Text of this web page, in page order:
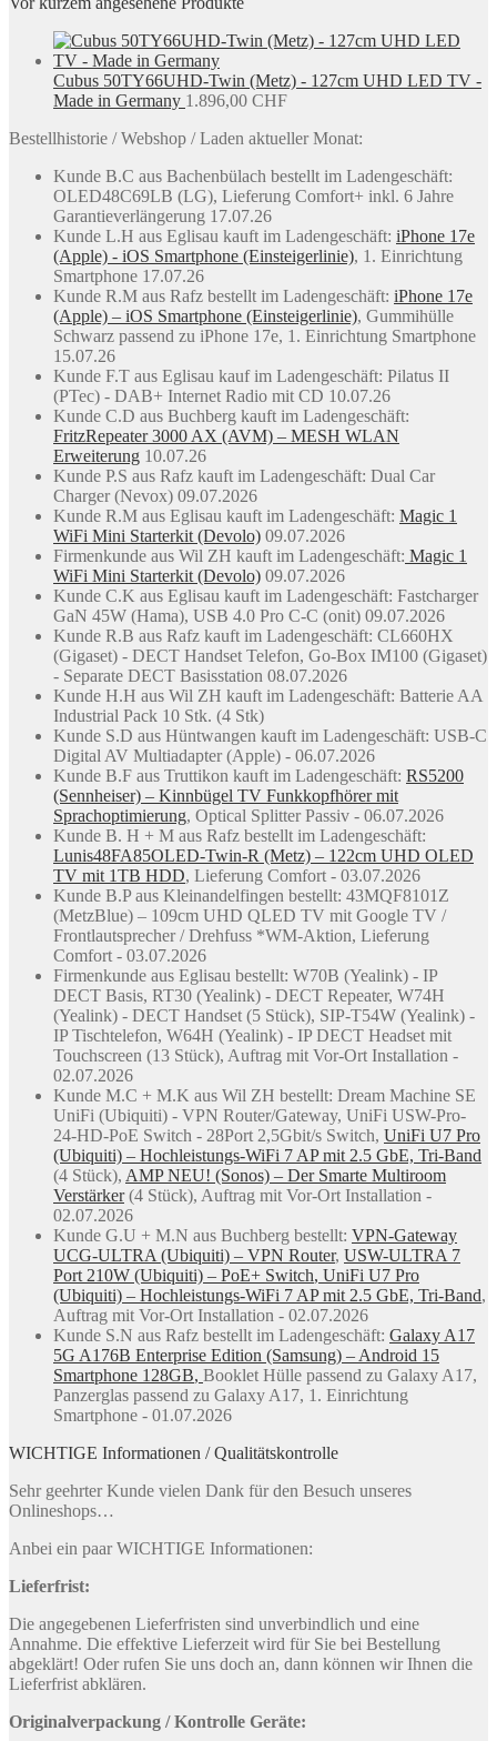
Cubus 50TY66UHD-Twin (Metz) - 127cm UHD LED TV -
Made in Germany 1.896,00 CHF
Bestellhistorie / Webshop / Laden aktueller Monat:
Kunde B.C aus Bachenbülach bestellt im Ladengeschäft:
OLED48C69LB (LG), Lieferung Comfort+ inkl. 6 Jahre
Garantieverlängerung 17.07.26
Kunde L.H aus Eglisau kauft im Ladengeschäft: iPhone 17e
(Apple) - iOS Smartphone (Einsteigerlinie), 1. Einrichtung
Smartphone 17.07.26
Kunde R.M aus Rafz bestellt im Ladengeschäft: iPhone 17e
(Apple) – iOS Smartphone (Einsteigerlinie), Gummihülle
Schwarz passend zu iPhone 17e, 1. Einrichtung Smartphone
15.07.26
Kunde F.T aus Eglisau kauf im Ladengeschäft: Pilatus II
(PTec) - DAB+ Internet Radio mit CD 10.07.26
Kunde C.D aus Buchberg kauft im Ladengeschäft:
FritzRepeater 3000 AX (AVM) – MESH WLAN
Erweiterung 10.07.26
Kunde P.S aus Rafz kauft im Ladengeschäft: Dual Car
Charger (Nevox) 09.07.2026
Kunde R.M aus Eglisau kauft im Ladengeschäft: Magic 1
WiFi Mini Starterkit (Devolo) 09.07.2026
Firmenkunde aus Wil ZH kauft im Ladengeschäft: Magic 1
WiFi Mini Starterkit (Devolo) 09.07.2026
Kunde C.K aus Eglisau kauft im Ladengeschäft: Fastcharger
GaN 45W (Hama), USB 4.0 Pro C-C (onit) 09.07.2026
Kunde R.B aus Rafz kauft im Ladengeschäft: CL660HX
(Gigaset) - DECT Handset Telefon, Go-Box IM100 (Gigaset)
- Separate DECT Basisstation 08.07.2026
Kunde H.H aus Wil ZH kauft im Ladengeschäft: Batterie AA
Industrial Pack 10 Stk. (4 Stk)
Kunde S.D aus Hüntwangen kauft im Ladengeschäft: USB-C
Digital AV Multiadapter (Apple) - 06.07.2026
Kunde B.F aus Truttikon kauft im Ladengeschäft: RS5200
(Sennheiser) – Kinnbügel TV Funkkopfhörer mit
Sprachoptimierung, Optical Splitter Passiv - 06.07.2026
Kunde B. H + M aus Rafz bestellt im Ladengeschäft:
Lunis48FA85OLED-Twin-R (Metz) – 122cm UHD OLED
TV mit 1TB HDD, Lieferung Comfort - 03.07.2026
Kunde B.P aus Kleinandelfingen bestellt: 43MQF8101Z
(MetzBlue) – 109cm UHD QLED TV mit Google TV /
Frontlautsprecher / Drehfuss *WM-Aktion, Lieferung
Comfort - 03.07.2026
Firmenkunde aus Eglisau bestellt: W70B (Yealink) - IP
DECT Basis, RT30 (Yealink) - DECT Repeater, W74H
(Yealink) - DECT Handset (5 Stück), SIP-T54W (Yealink) -
IP Tischtelefon, W64H (Yealink) - IP DECT Headset mit
Touchscreen (13 Stück), Auftrag mit Vor-Ort Installation -
02.07.2026
Kunde M.C + M.K aus Wil ZH bestellt: Dream Machine SE
UniFi (Ubiquiti) - VPN Router/Gateway, UniFi USW-Pro-
24-HD-PoE Switch - 28Port 2,5Gbit/s Switch, UniFi U7 Pro
(Ubiquiti) – Hochleistungs-WiFi 7 AP mit 2.5 GbE, Tri-Band
(4 Stück), AMP NEU! (Sonos) – Der Smarte Multiroom
Verstärker(4 Stück), Auftrag mit Vor-Ort Installation -
02.07.2026
Kunde G.U + M.N aus Buchberg bestellt: VPN-Gateway
UCG-ULTRA (Ubiquiti) – VPN Router, USW-ULTRA 7
Port 210W (Ubiquiti) – PoE+ Switch, UniFi U7 Pro
(Ubiquiti) – Hochleistungs-WiFi 7 AP mit 2.5 GbE, Tri-Band,
Auftrag mit Vor-Ort Installation - 02.07.2026
Kunde S.N aus Rafz bestellt im Ladengeschäft: Galaxy A17
5G A176B Enterprise Edition (Samsung) – Android 15
Smartphone 128GB, Booklet Hülle passend zu Galaxy A17,
Panzerglas passend zu Galaxy A17, 1. Einrichtung
Smartphone - 01.07.2026
WICHTIGE Informationen / Qualitätskontrolle
Sehr geehrter Kunde vielen Dank für den Besuch unseres
Onlineshops…
Anbei ein paar WICHTIGE Informationen:
Lieferfrist:
Die angegebenen Lieferfristen sind unverbindlich und eine
Annahme. Die effektive Lieferzeit wird für Sie bei Bestellung
abgeklärt! Oder rufen Sie uns doch an, dann können wir Ihnen die
Lieferfrist abklären.
Originalverpackung / Kontrolle Geräte: